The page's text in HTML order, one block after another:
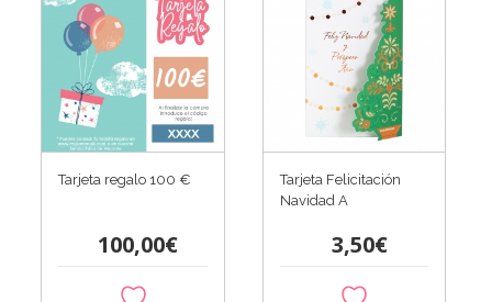
Tarjeta regalo 100 €
100,00€
Tarjeta Felicitación
Navidad A
3,50€